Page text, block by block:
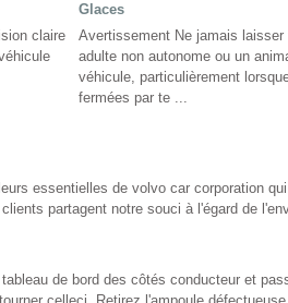
claire
Glaces
Avertissement Ne jamais laisser
adulte non autonome ou un
véhicule, particulièrement
fermées par te ...
essentielles de volvo car corporation
partagent notre souci à l'égard de
de bord des côtés conducteur et